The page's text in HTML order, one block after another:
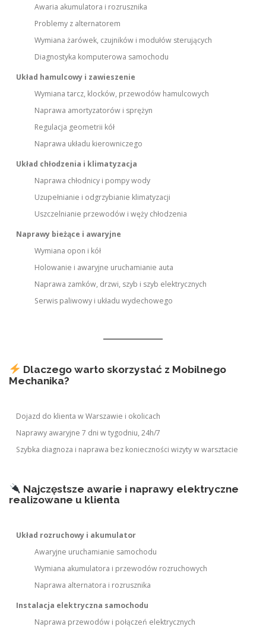
Awaria akumulatora i rozrusznika
Problemy z alternatorem
Wymiana żarówek, czujników i modułów sterujących
Diagnostyka komputerowa samochodu
Układ hamulcowy i zawieszenie
Wymiana tarcz, klocków, przewodów hamulcowych
Naprawa amortyzatorów i sprężyn
Regulacja geometrii kół
Naprawa układu kierowniczego
Układ chłodzenia i klimatyzacja
Naprawa chłodnicy i pompy wody
Uzupełnianie i odgrzybianie klimatyzacji
Uszczelnianie przewodów i węży chłodzenia
Naprawy bieżące i awaryjne
Wymiana opon i kół
Holowanie i awaryjne uruchamianie auta
Naprawa zamków, drzwi, szyb i szyb elektrycznych
Serwis paliwowy i układu wydechowego
Dlaczego warto skorzystać z Mobilnego
Mechanika?
Dojazd do klienta w Warszawie i okolicach
Naprawy awaryjne 7 dni w tygodniu, 24h/7
Szybka diagnoza i naprawa bez konieczności wizyty w warsztacie
Najczęstsze awarie i naprawy elektryczne
realizowane u klienta
Układ rozruchowy i akumulator
Awaryjne uruchamianie samochodu
Wymiana akumulatora i przewodów rozruchowych
Naprawa alternatora i rozrusznika
Instalacja elektryczna samochodu
Naprawa przewodów i połączeń elektrycznych